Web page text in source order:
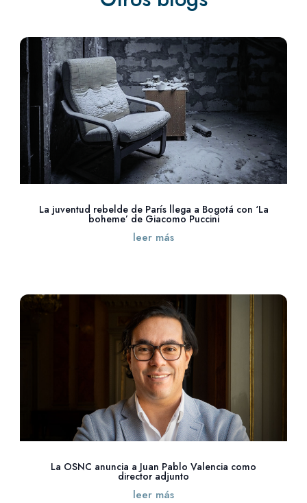
La juventud rebelde de París llega a Bogotá con ‘La
boheme’ de Giacomo Puccini
leer más
La OSNC anuncia a Juan Pablo Valencia como
director adjunto
leer más